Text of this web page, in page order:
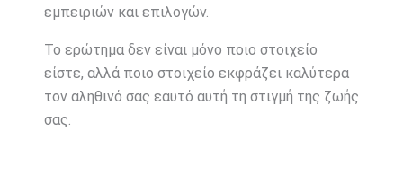
εμπειριών και επιλογών.
Το ερώτημα δεν είναι μόνο ποιο στοιχείο
είστε, αλλά ποιο στοιχείο εκφράζει καλύτερα
τον αληθινό σας εαυτό αυτή τη στιγμή της ζωής
σας.